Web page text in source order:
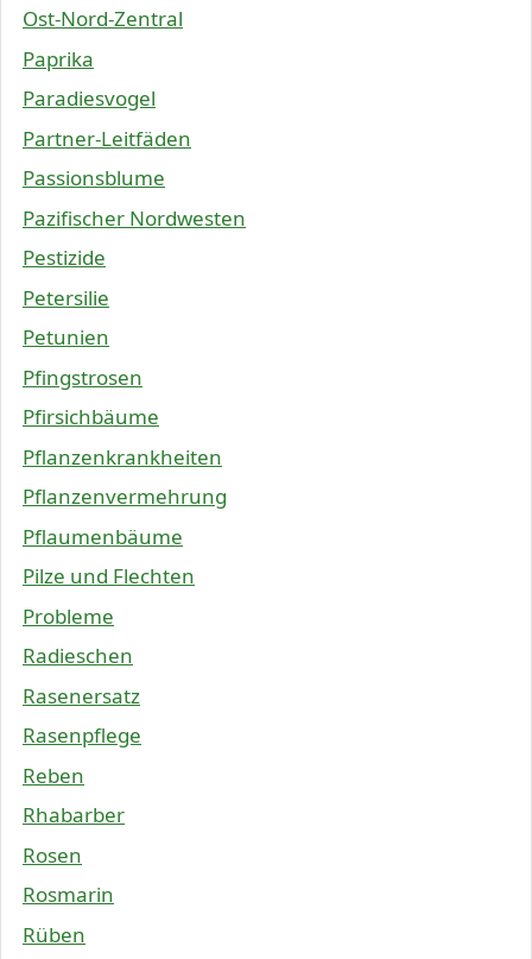
Ost-Nord-Zentral
Paprika
Paradiesvogel
Partner-Leitfäden
Passionsblume
Pazifischer Nordwesten
Pestizide
Petersilie
Petunien
Pfingstrosen
Pfirsichbäume
Pflanzenkrankheiten
Pflanzenvermehrung
Pflaumenbäume
Pilze und Flechten
Probleme
Radieschen
Rasenersatz
Rasenpflege
Reben
Rhabarber
Rosen
Rosmarin
Rüben